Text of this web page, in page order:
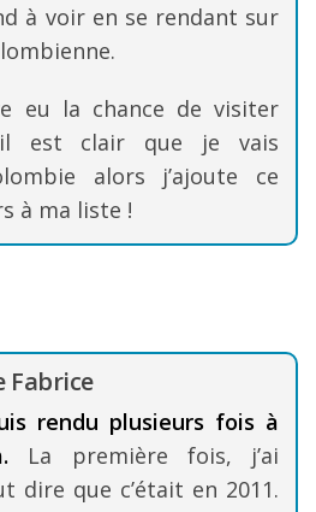
à voir en se rendant sur
eu la chance de visiter
il est clair que je vais
alors j’ajoute ce
à ma liste !
Fabrice
rendu plusieurs fois à
La première fois, j’ai
dire que c’était en 2011.